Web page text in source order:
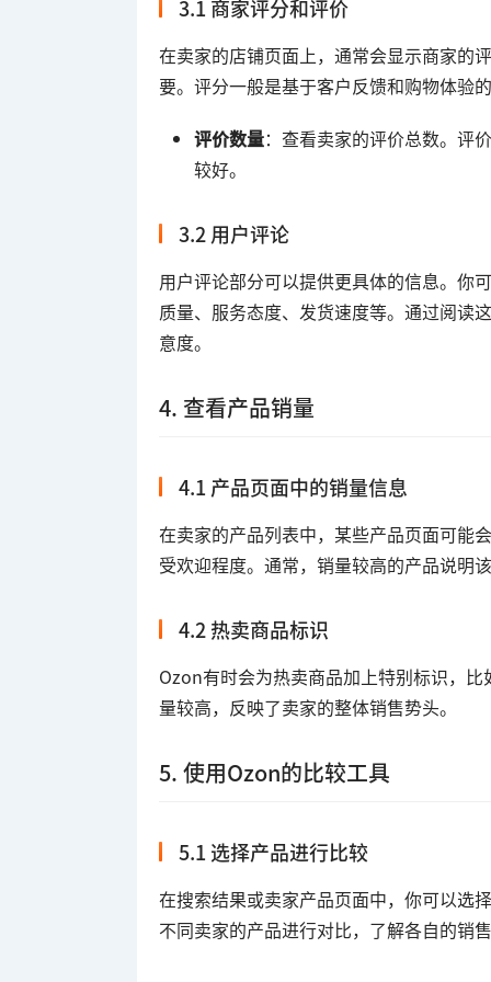
3.1 商家评分和评价
在卖家的店铺页面上，通常会显示商家的
要。评分一般是基于客户反馈和购物体验
评价数量：查看卖家的评价总数。评
较好。
3.2 用户评论
用户评论部分可以提供更具体的信息。你
质量、服务态度、发货速度等。通过阅读
意度。
4. 查看产品销量
4.1 产品页面中的销量信息
在卖家的产品列表中，某些产品页面可能
受欢迎程度。通常，销量较高的产品说明
4.2 热卖商品标识
Ozon有时会为热卖商品加上特别标识，
量较高，反映了卖家的整体销售势头。
5. 使用Ozon的比较工具
5.1 选择产品进行比较
在搜索结果或卖家产品页面中，你可以选
不同卖家的产品进行对比，了解各自的销